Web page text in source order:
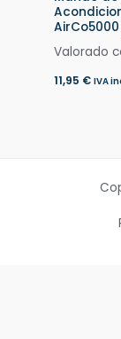
AirCo5000
Valorado
11,95 € IVA